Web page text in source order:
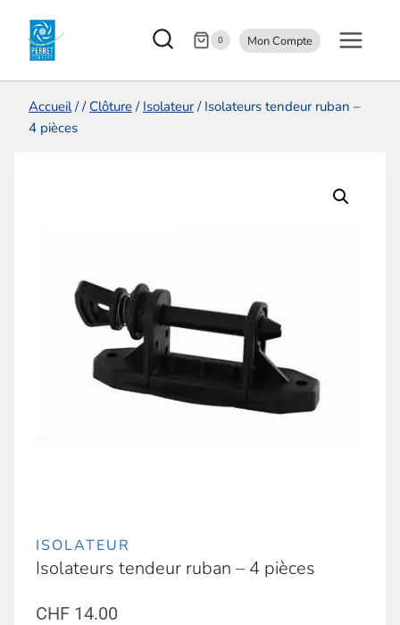
0 Mon Compte
Accueil / / Clôture / Isolateur / Isolateurs tendeur ruban –
4 pièces
ISOLATEUR
Isolateurs tendeur ruban – 4 pièces
CHF 14.00